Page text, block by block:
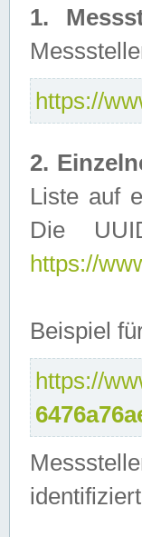
1.
https://
2.
Liste auf
Die
https://
Beispiel
https://